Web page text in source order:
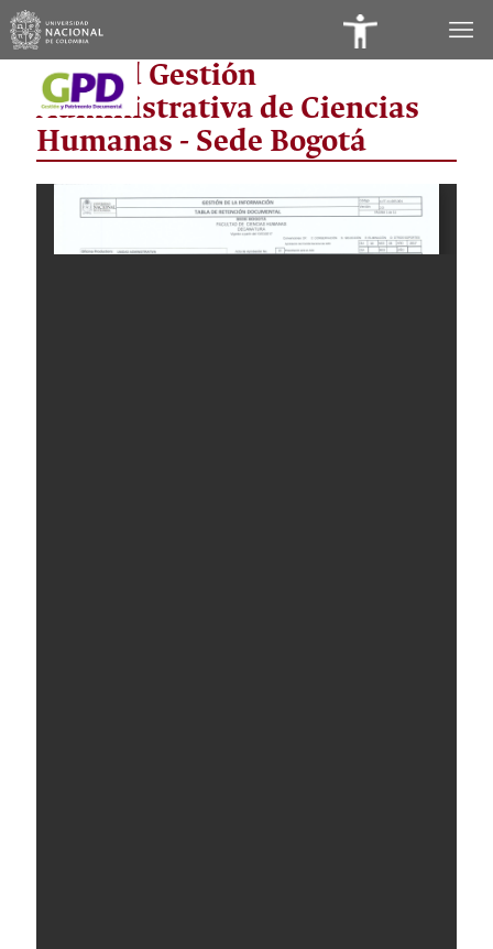
Accesibilidad
Unidad Gestión
Administrativa de Ciencias
Humanas - Sede Bogotá